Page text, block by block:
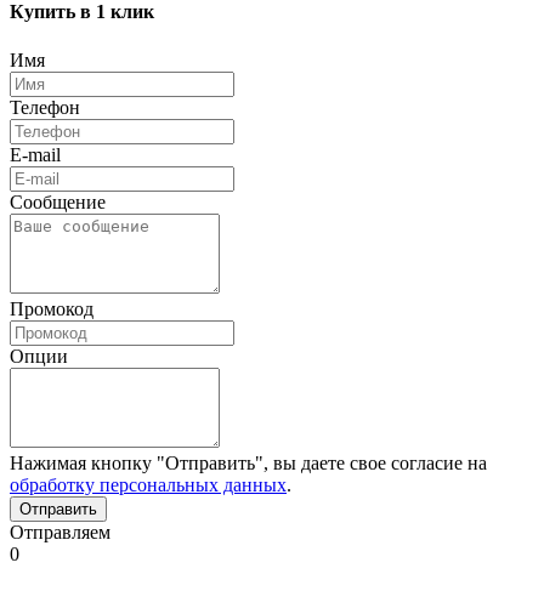
Купить в 1 клик
Имя
Телефон
E-mail
Сообщение
Промокод
Опции
Нажимая кнопку "Отправить", вы даете свое согласие на
обработку персональных данных.
Отправляем
0